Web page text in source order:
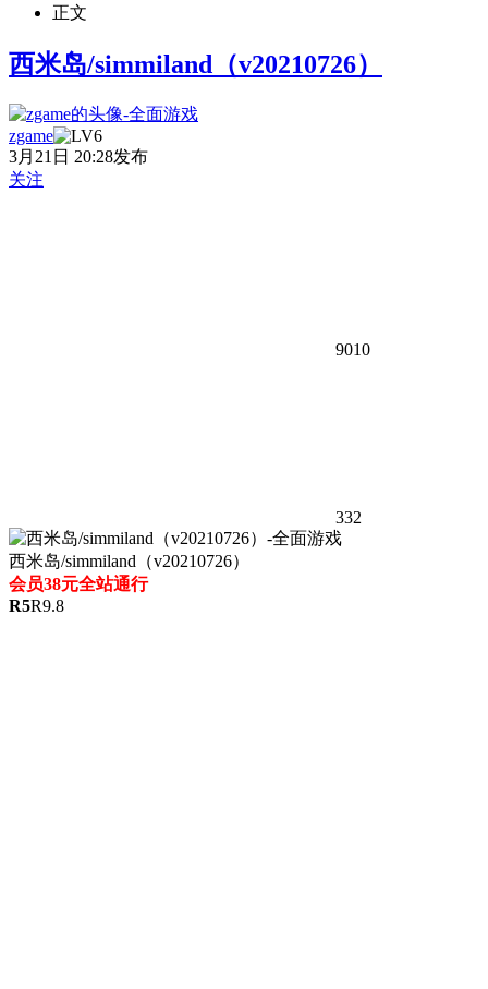
正文
西米岛/simmiland（v20210726）
zgame
3月21日 20:28发布
关注
9010
332
西米岛/simmiland（v20210726）
会员38元全站通行
R5R9.8